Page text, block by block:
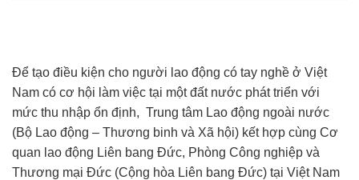
Để tạo điều kiện cho người lao động có tay nghề ở Việt
Nam có cơ hội làm việc tại một đất nước phát triển với
mức thu nhập ổn định, Trung tâm Lao động ngoài nước
(Bộ Lao động – Thương binh và Xã hội) kết hợp cùng Cơ
quan lao động Liên bang Đức, Phòng Công nghiệp và
Thương mại Đức (Cộng hòa Liên bang Đức) tại Việt Nam